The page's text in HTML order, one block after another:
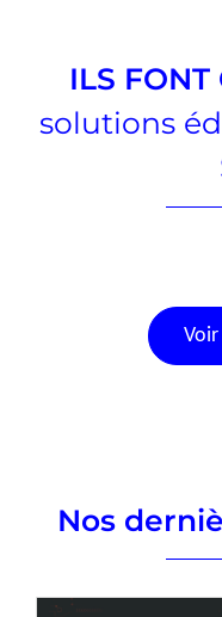
ILS FONT
solutions
Nos